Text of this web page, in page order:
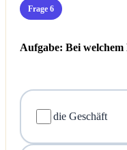
Frage 6
Aufgabe: Bei
die Geschäft